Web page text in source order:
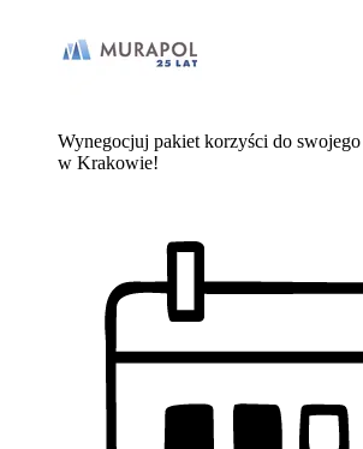
Wynegocjuj pakiet korzyści do
w Krakowie!